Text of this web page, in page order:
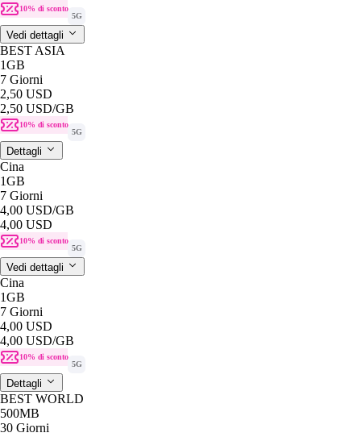
10% di sconto
5G
Vedi dettagli
BEST ASIA
1GB
7 Giorni
2,50 USD
2,50 USD/GB
10% di sconto
5G
Dettagli
Cina
1GB
7 Giorni
4,00 USD/GB
4,00 USD
10% di sconto
5G
Vedi dettagli
Cina
1GB
7 Giorni
4,00 USD
4,00 USD/GB
10% di sconto
5G
Dettagli
BEST WORLD
500MB
30 Giorni